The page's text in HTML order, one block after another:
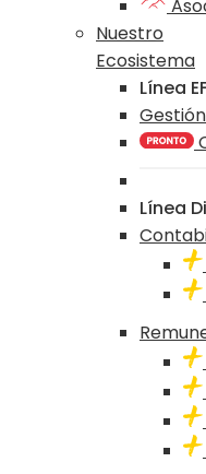
Nuestro
Ecosistema
Línea
Línea